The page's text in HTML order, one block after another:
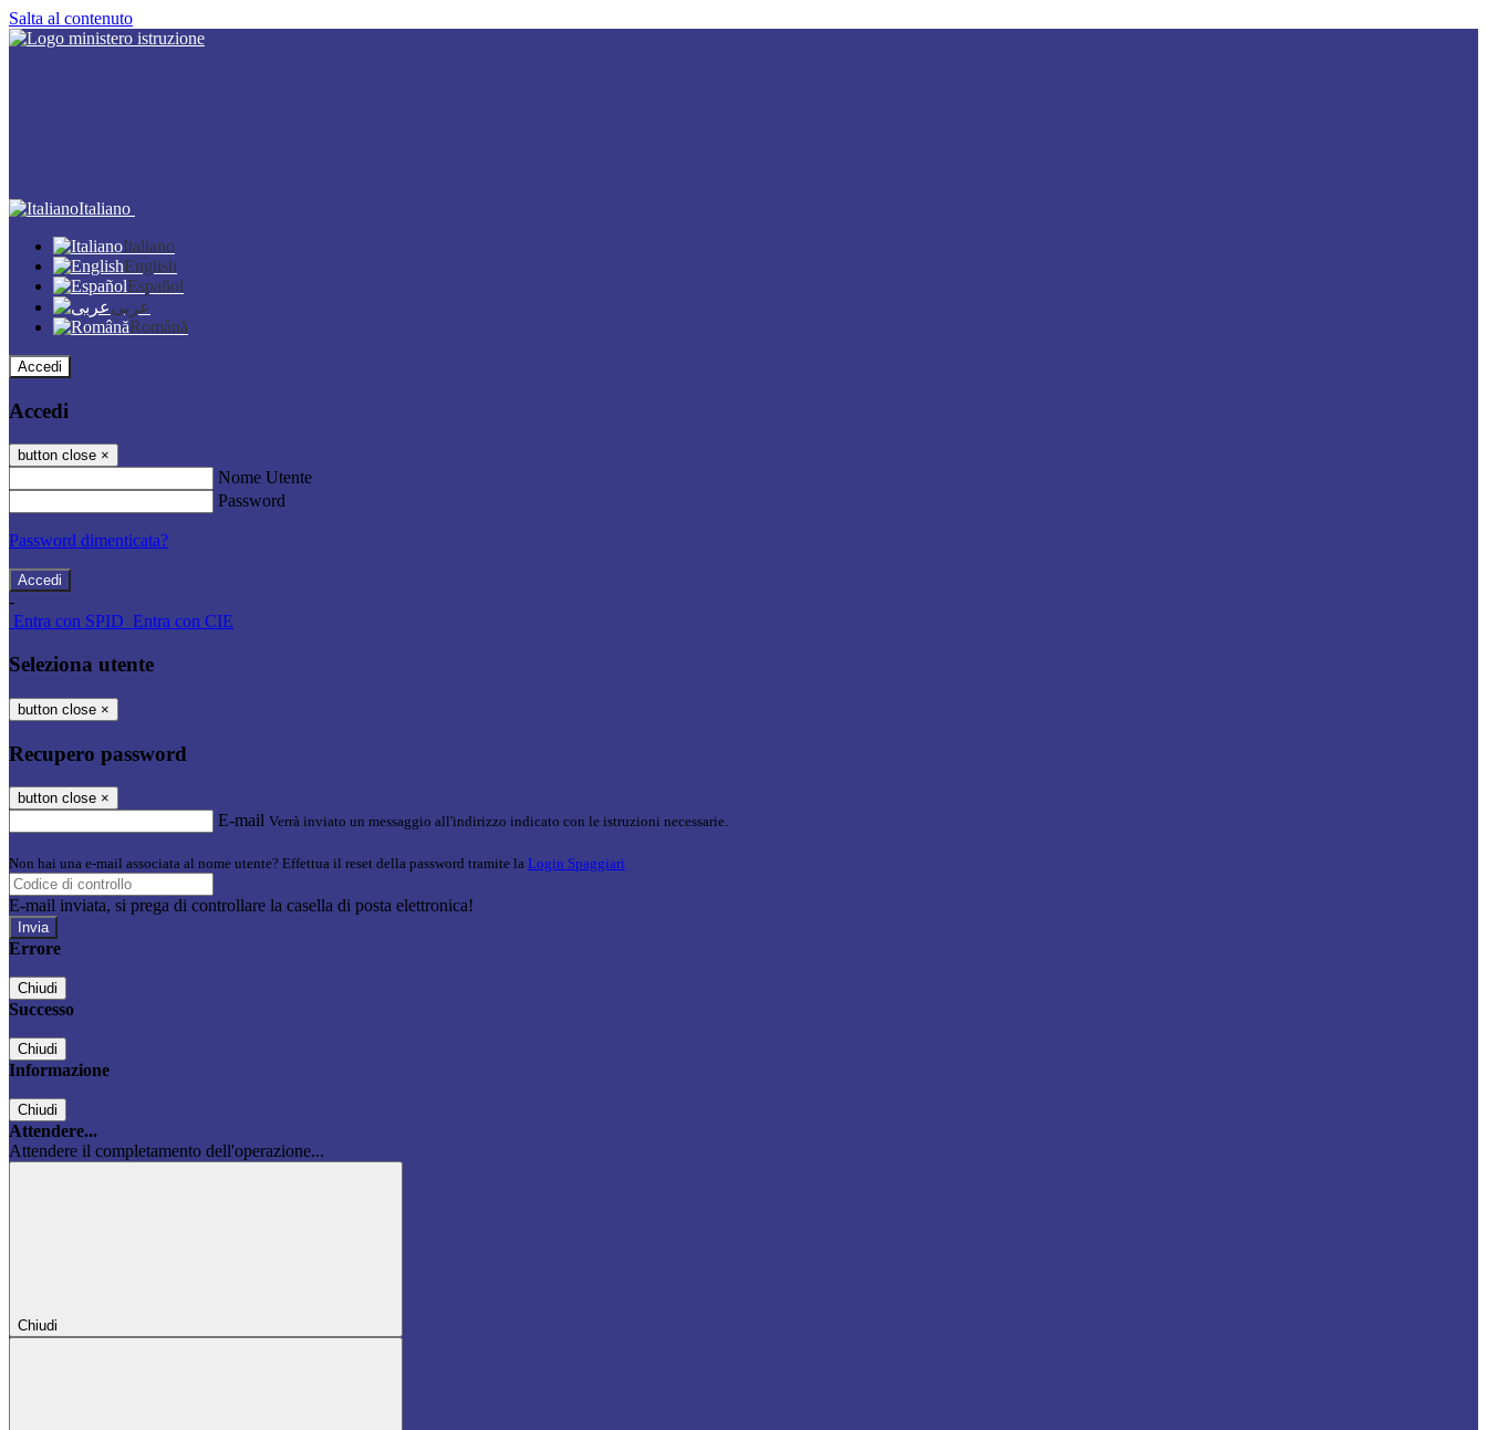
Salta al contenuto
Italiano
Italiano
English
Español
عربى
Română
Accedi
Accedi
button close ×
Nome Utente
Password
Password dimenticata?
-
Entra con SPID Entra con CIE
Seleziona utente
button close ×
Recupero password
button close ×
E-mail Verrà inviato un messaggio all'indirizzo indicato con le istruzioni necessarie.
Non hai una e-mail associata al nome utente? Effettua il reset della password tramite la Login Spaggiari
E-mail inviata, si prega di controllare la casella di posta elettronica!
Errore
Chiudi
Successo
Chiudi
Informazione
Chiudi
Attendere...
Attendere il completamento dell'operazione...
Chiudi